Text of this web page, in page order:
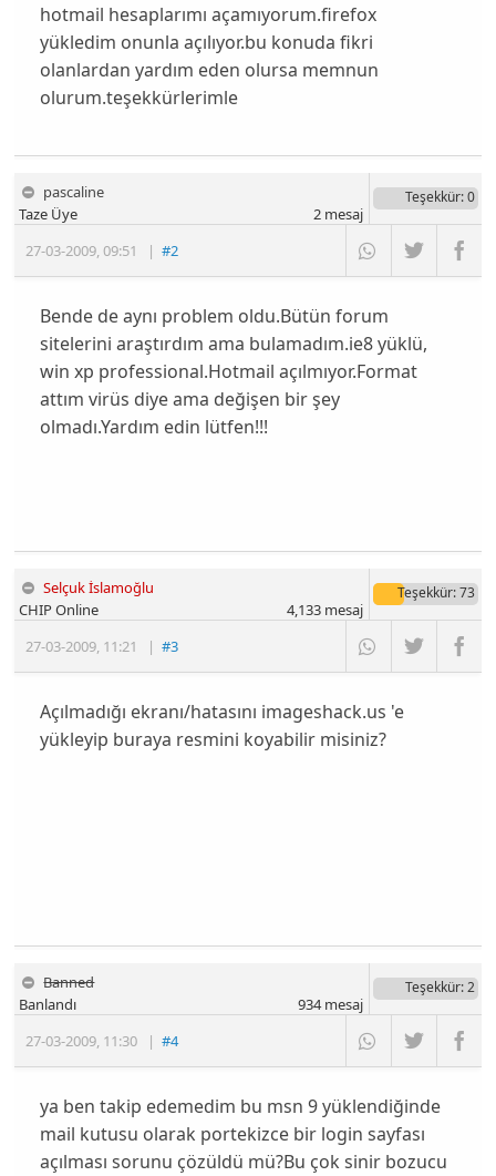
hotmail hesaplarımı açamıyorum.firefox
yükledim onunla açılıyor.bu konuda fikri
olanlardan yardım eden olursa memnun
olurum.teşekkürlerimle
pascaline
27-03-2009,09:51 |#2
Taze Üye
Teşekkür: 0
2mesaj
Bende de aynı problem oldu.Bütün forum
sitelerini araştırdım ama bulamadım.ie8 yüklü,
win xp professional.Hotmail açılmıyor.Format
attım virüs diye ama değişen bir şey
olmadı.Yardım edin lütfen!!!
Selçuk İslamoğlu
27-03-2009, 11:21 |#3
CHIP Online
Teşekkür: 73
4,133mesaj
Açılmadığı ekranı/hatasını imageshack.us 'e
yükleyip buraya resmini koyabilir misiniz?
Banned
27-03-2009, 11:30 |#4
Banlandı
Teşekkür: 2
934mesaj
ya ben takip edemedim bu msn 9 yüklendiğinde
mail kutusu olarak portekizce bir login sayfası
açılması sorunu çözüldü mü?Bu çok sinir bozucu